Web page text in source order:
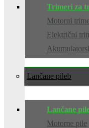
Trimeri za
Motorni
Električni
Lančane pile
Lančane
Motorne pile